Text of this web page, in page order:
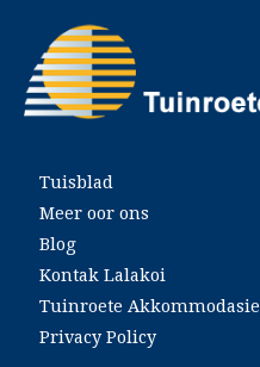
Main menu
Tuisblad
Meer oor ons
Blog
Kontak Lalakoi
Tuinroete Akkommodasie
Privacy Policy